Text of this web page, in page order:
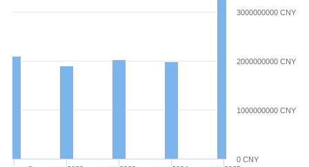
0 CNY
1000000000 CNY
2000000000 CNY
3000000000 CNY